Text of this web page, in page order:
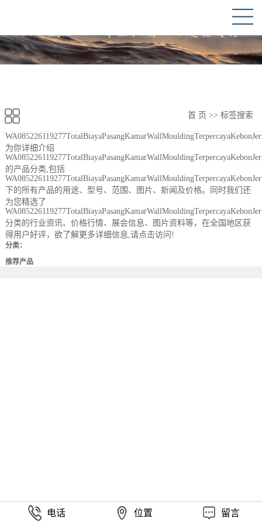
首 页 >> 标签搜索
为你详细介绍
的产品分类,包括
下的所有产品的用途、型号、范围、图片、新闻及价格。同时我们还
为您精选了
分类的行业资讯、价格行情、展会信息、图片资料等，在全国地区获
得用户好评，欲了解更多详细信息,请点击访问!
分类：
推荐产品
电话 位置 留言